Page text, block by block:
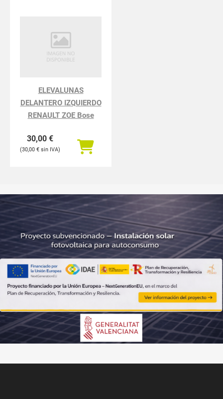
ELEVALUNAS
DELANTERO IZQUIERDO
RENAULT ZOE Bose
30,00 €
30,00 €